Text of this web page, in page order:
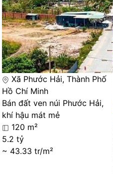
Xã Phước Hải, Thành Phố
Hồ Chí Minh
Bán đất ven núi Phước Hải,
khí hậu mát mẻ
120 m²
5.2 tỷ
~ 43.33 tr/m²